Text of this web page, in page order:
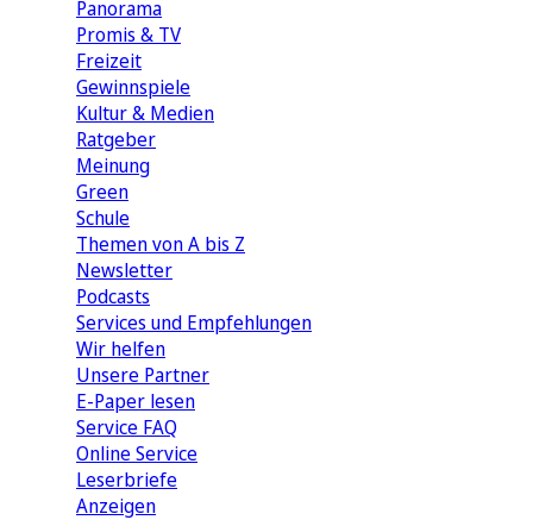
Panorama
Promis & TV
Freizeit
Gewinnspiele
Kultur & Medien
Ratgeber
Meinung
Green
Schule
Themen von A bis Z
Newsletter
Podcasts
Services und Empfehlungen
Wir helfen
Unsere Partner
E-Paper lesen
Service FAQ
Online Service
Leserbriefe
Anzeigen